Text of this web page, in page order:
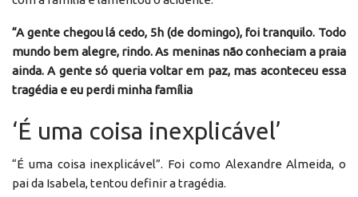
“A gente chegou lá cedo, 5h (de domingo), foi tranquilo. Todo
mundo bem alegre, rindo. As meninas não conheciam a praia
ainda. A gente só queria voltar em paz, mas aconteceu essa
tragédia e eu perdi minha família
‘É uma coisa inexplicável’
“É uma coisa inexplicável”. Foi como Alexandre Almeida, o
pai da Isabela, tentou definir a tragédia.